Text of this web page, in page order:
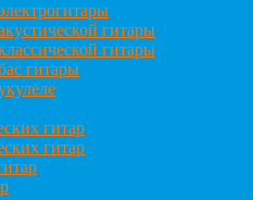
гитары
гитары
гитары
гитар
гитар